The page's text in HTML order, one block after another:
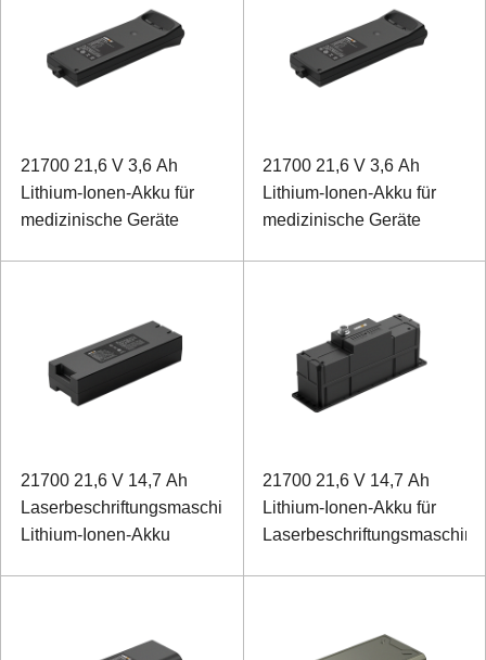
21700 21,6 V 3,6 Ah
Lithium-Ionen-Akku für
medizinische Geräte
21700 21,6 V 3,6 Ah
Lithium-Ionen-Akku für
medizinische Geräte
21700 21,6 V 14,7 Ah
Laserbeschriftungsmaschine
Lithium-Ionen-Akku
21700 21,6 V 14,7 Ah
Lithium-Ionen-Akku für
Laserbeschriftungsmaschine